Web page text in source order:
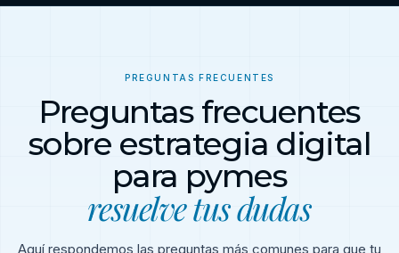
PREGUNTAS FRECUENTES
Preguntas frecuentes
sobre estrategia digital
para pymes
resuelve tus dudas
Aquí respondemos las preguntas más comunes para que tu